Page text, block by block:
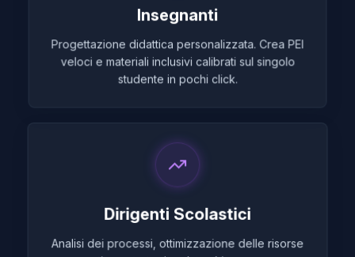
Insegnanti
Progettazione didattica personalizzata. Crea PEI
veloci e materiali inclusivi calibrati sul singolo
studente in pochi click.
Dirigenti Scolastici
Analisi dei processi, ottimizzazione delle risorse